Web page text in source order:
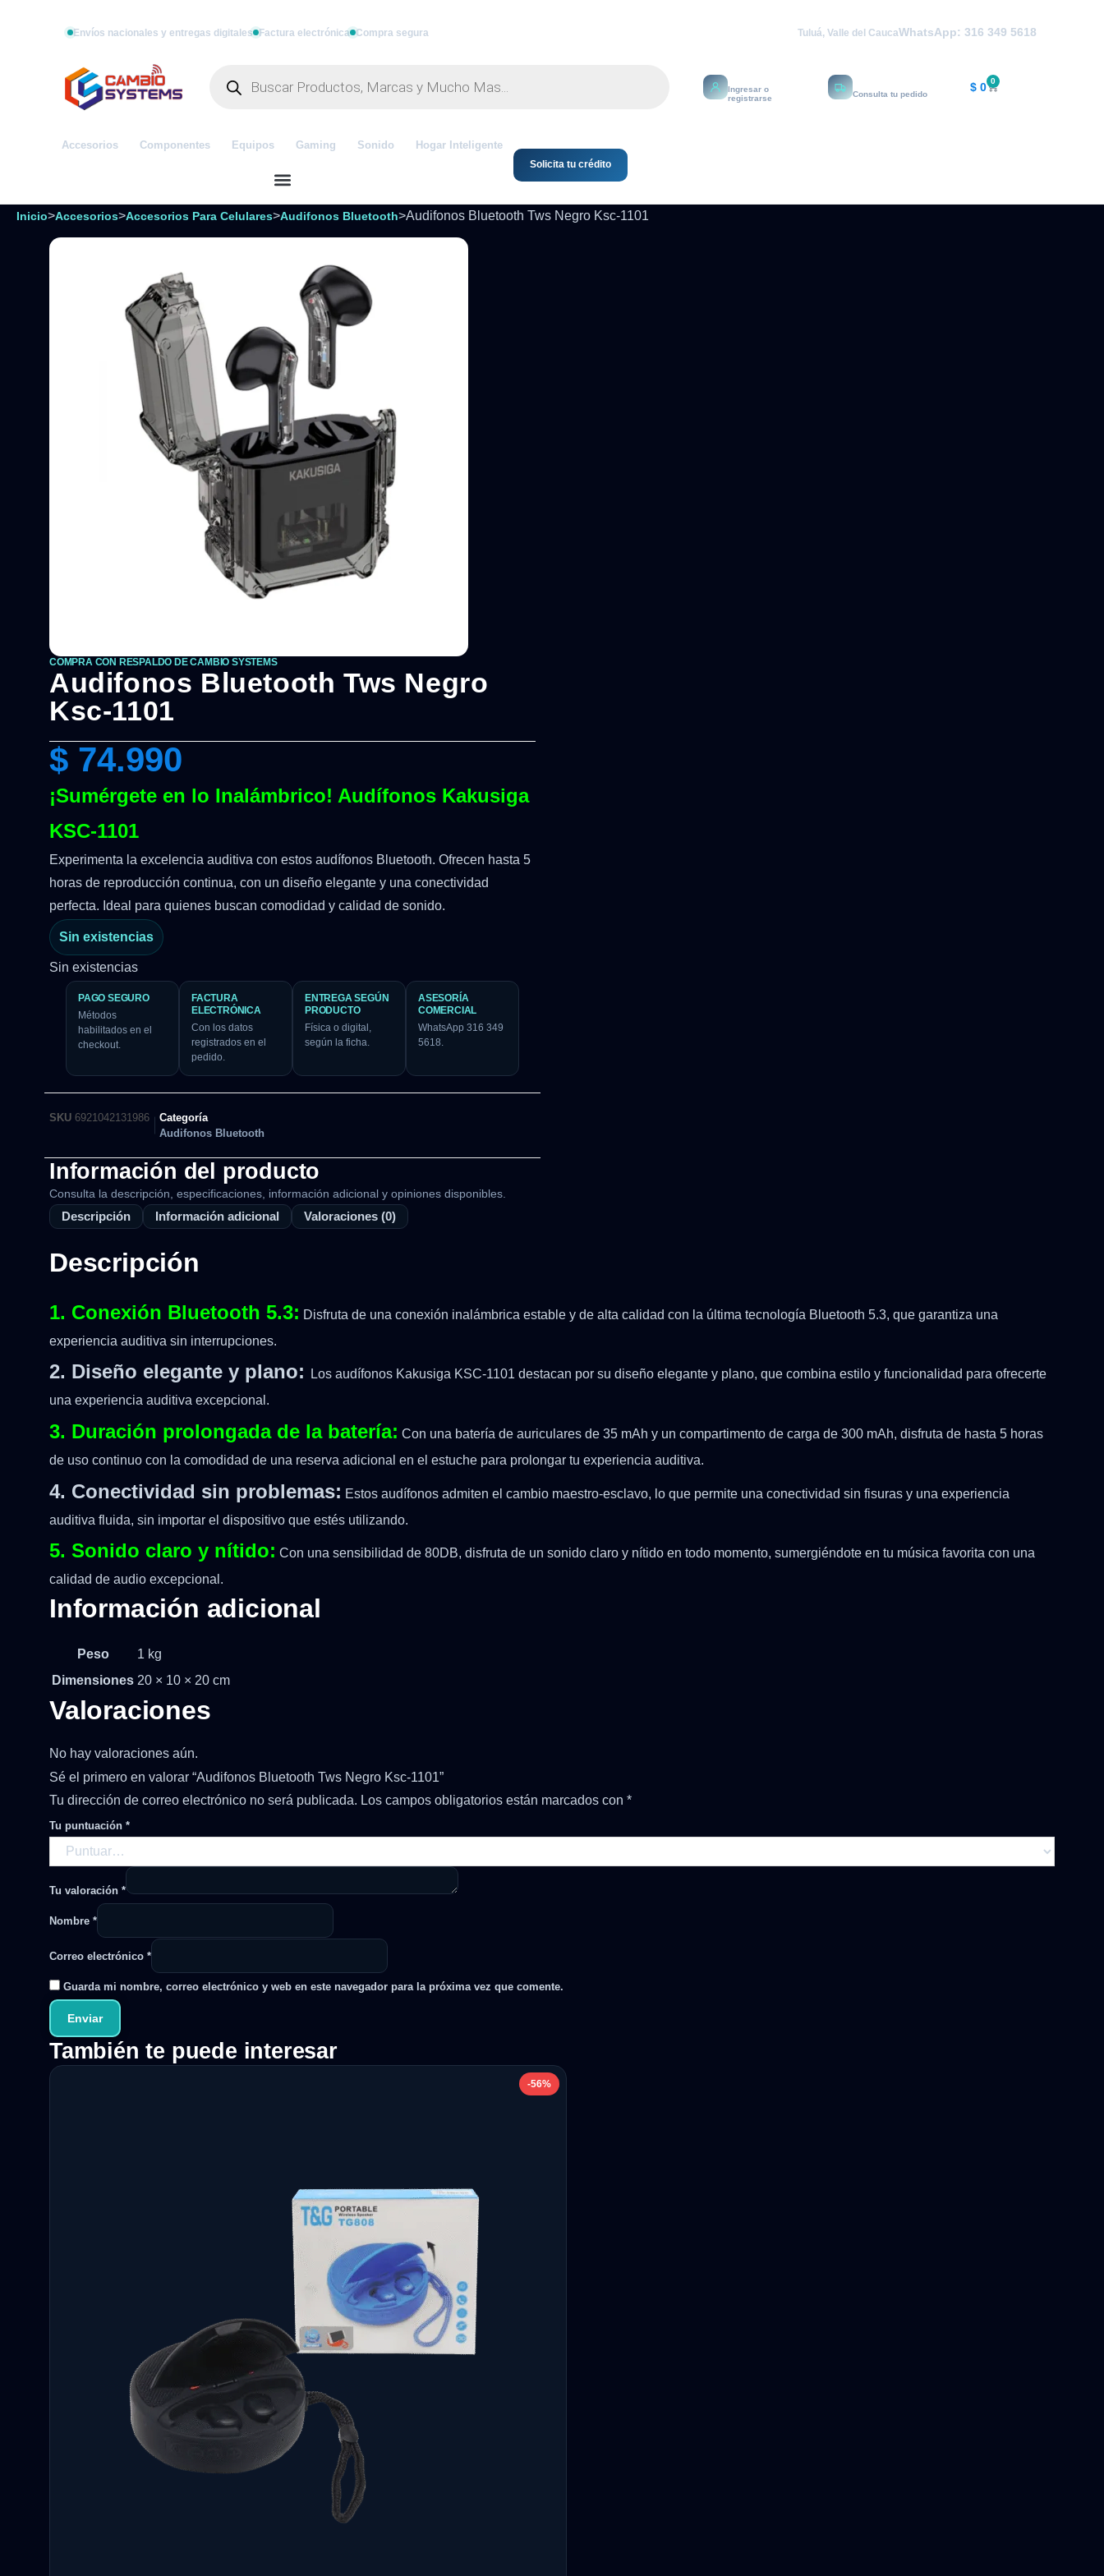
Envíos nacionales y entregas digitales Factura electrónica Compra segura Tuluá, Valle del CaucaWhatsApp: 316 349 5618
Ingresar o
registrarse
Rastrear
Consulta tu pedido $ 0 0
Accesorios Componentes Equipos Gaming Sonido
Hogar Inteligente
Solicita tu crédito
Inicio>Accesorios>Accesorios Para Celulares>Audifonos Bluetooth>Audifonos Bluetooth Tws Negro Ksc-1101
COMPRA CON RESPALDO DE CAMBIO SYSTEMS
Audifonos Bluetooth Tws Negro
Ksc-1101
$ 74.990
¡Sumérgete en lo Inalámbrico! Audífonos Kakusiga
KSC-1101
Experimenta la excelencia auditiva con estos audífonos Bluetooth. Ofrecen hasta 5
horas de reproducción continua, con un diseño elegante y una conectividad
perfecta. Ideal para quienes buscan comodidad y calidad de sonido.
Sin existencias
Sin existencias
PAGO SEGURO
Métodos
habilitados en el
checkout.
FACTURA
ELECTRÓNICA
Con los datos
registrados en el
pedido.
ENTREGA SEGÚN
PRODUCTO
Física o digital,
según la ficha.
ASESORÍA
COMERCIAL
WhatsApp 316 349
5618.
SKU 6921042131986
Categoría
Audifonos Bluetooth
Información del producto
Consulta la descripción, especificaciones, información adicional y opiniones disponibles.
Descripción Información adicional Valoraciones (0)
Descripción
1. Conexión Bluetooth 5.3: Disfruta de una conexión inalámbrica estable y de alta calidad con la última tecnología Bluetooth 5.3, que garantiza una
experiencia auditiva sin interrupciones.
2. Diseño elegante y plano:
Los audífonos Kakusiga KSC-1101 destacan por su diseño elegante y plano, que combina estilo y funcionalidad para ofrecerte
una experiencia auditiva excepcional.
3. Duración prolongada de la batería: Con una batería de auriculares de 35 mAh y un compartimento de carga de 300 mAh, disfruta de hasta 5 horas
de uso continuo con la comodidad de una reserva adicional en el estuche para prolongar tu experiencia auditiva.
4. Conectividad sin problemas: Estos audífonos admiten el cambio maestro-esclavo, lo que permite una conectividad sin fisuras y una experiencia
auditiva fluida, sin importar el dispositivo que estés utilizando.
5. Sonido claro y nítido: Con una sensibilidad de 80DB, disfruta de un sonido claro y nítido en todo momento, sumergiéndote en tu música favorita con una
calidad de audio excepcional.
Información adicional
Peso
1 kg
Dimensiones 20 × 10 × 20 cm
Valoraciones
No hay valoraciones aún.
Sé el primero en valorar “Audifonos Bluetooth Tws Negro Ksc-1101”
Tu dirección de correo electrónico no será publicada. Los campos obligatorios están marcados con *
Tu puntuación *
Tu valoración *
Nombre *
Correo electrónico *
Guarda mi nombre, correo electrónico y web en este navegador para la próxima vez que comente.
También te puede interesar
-56%